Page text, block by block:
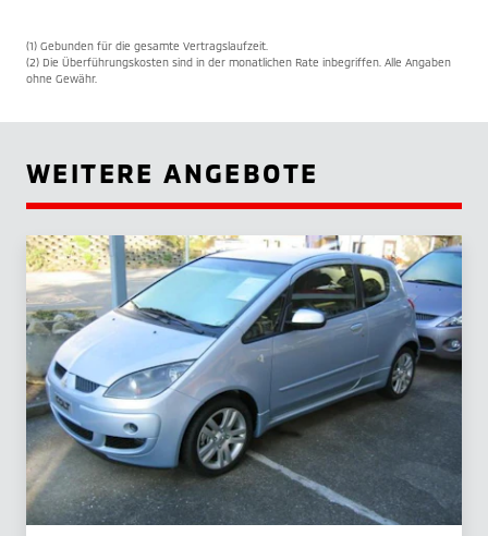
(1) Gebunden für die gesamte Vertragslaufzeit.
(2) Die Überführungskosten sind in der monatlichen Rate inbegriffen. Alle Angaben
ohne Gewähr.
WEITERE ANGEBOTE